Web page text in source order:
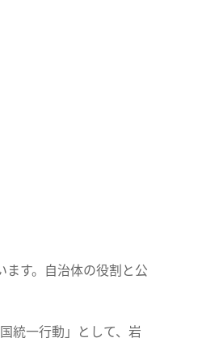
す。自治体の役割と公
統一行動」として、岩